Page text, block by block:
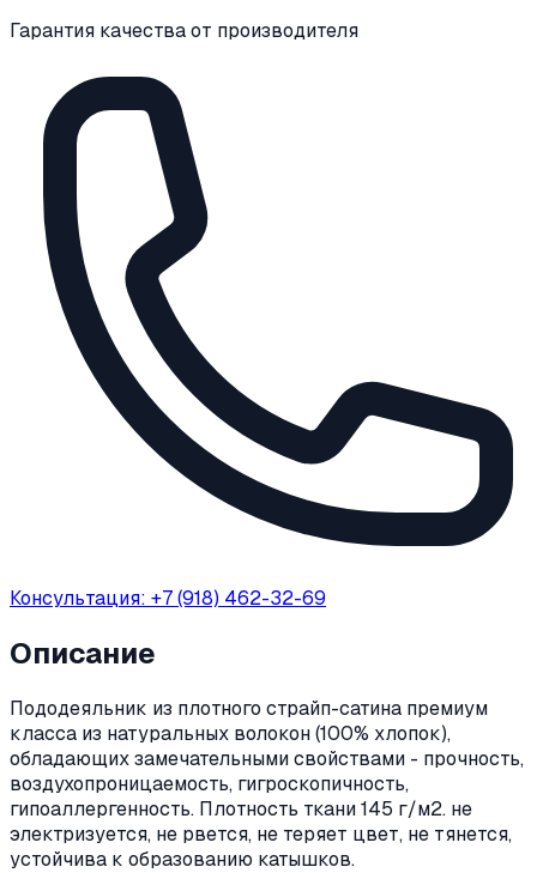
Гарантия качества от производителя
Консультация: +7 (918) 462-32-69
Описание
Пододеяльник из плотного страйп-сатина премиум
класса из натуральных волокон (100% хлопок),
обладающих замечательными свойствами - прочность,
воздухопроницаемость, гигроскопичность,
гипоаллергенность. Плотность ткани 145 г/м2. не
электризуется, не рвется, не теряет цвет, не тянется,
устойчива к образованию катышков.